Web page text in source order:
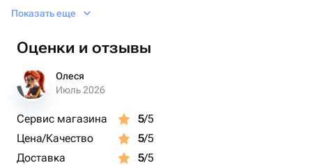
Необходимый Вариант можно указать комментарием
Дизайн также можно обговорить после оформления
заказа.
Показать еще
Оценки и отзывы
Олеся
Июль 2026
Сервис магазина 5/5
Цена/Качество
5/5
Доставка
5/5